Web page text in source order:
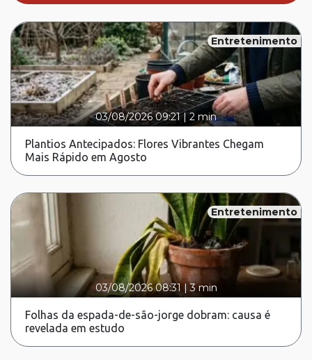
Entretenimento
03/08/2026 09:21|2 min
Plantios Antecipados: Flores Vibrantes Chegam
Mais Rápido em Agosto
Entretenimento
03/08/2026 08:31 |3 min
Folhas da espada-de-são-jorge dobram: causa é
revelada em estudo